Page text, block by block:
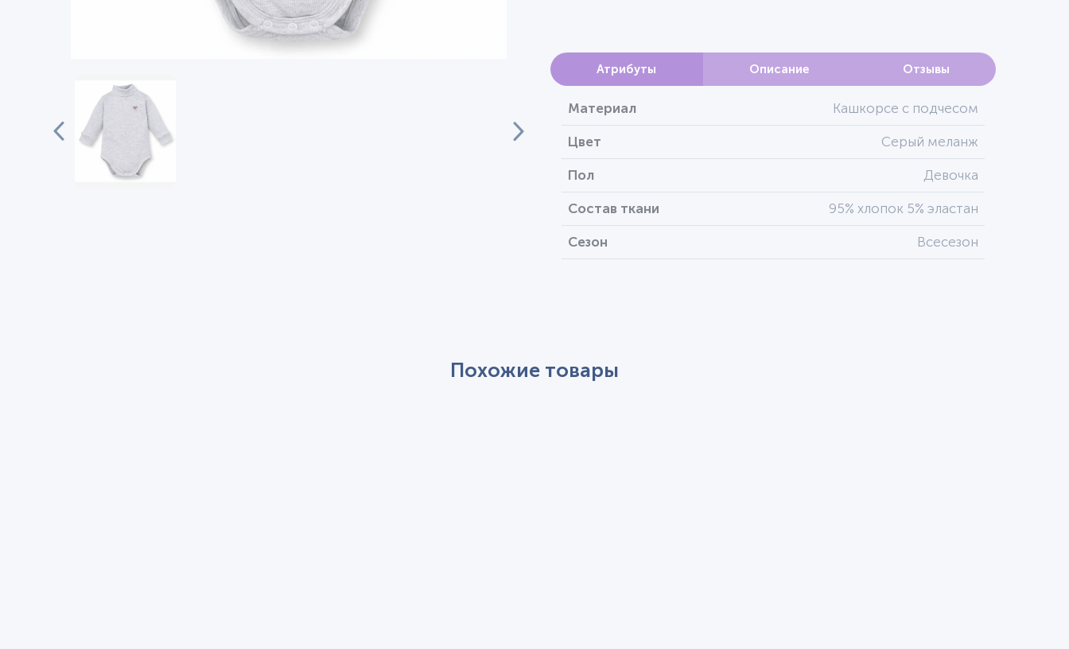
Атрибуты Описание Отзывы
Материал Кашкорсе с подчесом
Цвет Серый меланж
Пол Девочка
Состав ткани 95% хлопок 5% эластан
Сезон Всесезон
Похожие товары